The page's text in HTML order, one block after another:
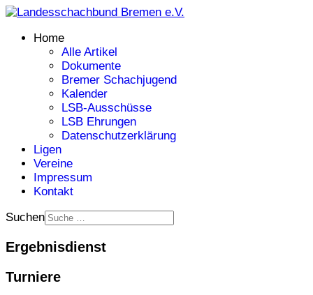
Home
Alle Artikel
Dokumente
Bremer Schachjugend
Kalender
LSB-Ausschüsse
LSB Ehrungen
Datenschutzerklärung
Ligen
Vereine
Impressum
Kontakt
Suchen
Ergebnisdienst
Turniere